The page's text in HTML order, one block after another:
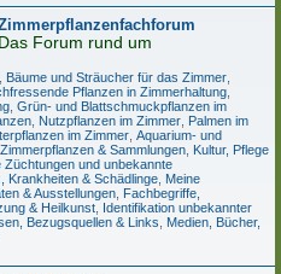
Das Forum rund um
Bäume und Sträucher für das Zimmer
Pflanzen in Zimmerhaltung
Grün- und Blattschmuckpflanzen im
Nutzpflanzen im Zimmer Palmen im
im Zimmer Aquarium- und
& Sammlungen Kultur, Pflege
Züchtungen und unbekannte
Krankheiten & Schädlinge Meine
& Ausstellungen Fachbegriffe,
& Heilkunst Identifikation unbekannter
Bezugsquellen & Links
Medien, Bücher,